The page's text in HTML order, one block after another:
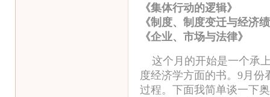
《集体行动的逻辑
《制度、制度变迁与经济
《企业、市场与法
这个月的开始是一个承
度经济学方面的书。9月
过程。下面我简单谈一下